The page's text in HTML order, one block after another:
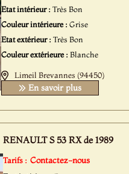
Etat intérieur : Très Bon
Couleur intérieure : Grise
Etat extérieur : Très Bon
Couleur extérieure : Blanche
Limeil Brevannes (94450)
En savoir plus
RENAULT S 53 RX de 1989
Tarifs : Contactez-nous